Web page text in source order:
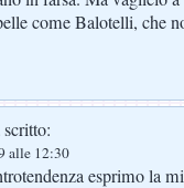
come Balotelli, che
scritto:
alle 12:30
esprimo la